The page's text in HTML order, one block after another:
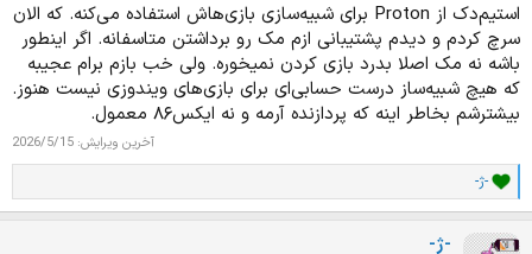
استیم‌دک از Proton برای شبیه‌سازی بازی‌هاش استفاده می‌کنه. که الان
سرچ کردم و دیدم پشتیبانی ازم مک رو برداشتن متاسفانه. اگر اینطور
باشه نه مک اصلا بدرد بازی کردن نمیخوره. ولی خب بازم برام عجیبه
که هیچ شبیه‌ساز درست حسابی‌ای برای بازی‌های ویندوزی نیست هنوز.
بیشترشم بخاطر اینه که پردازنده آرمه و نه ایکس۸۶ معمول.
آخرین ویرایش: 2026/5/15
ا
م
ی
-ژ-
-ژ-